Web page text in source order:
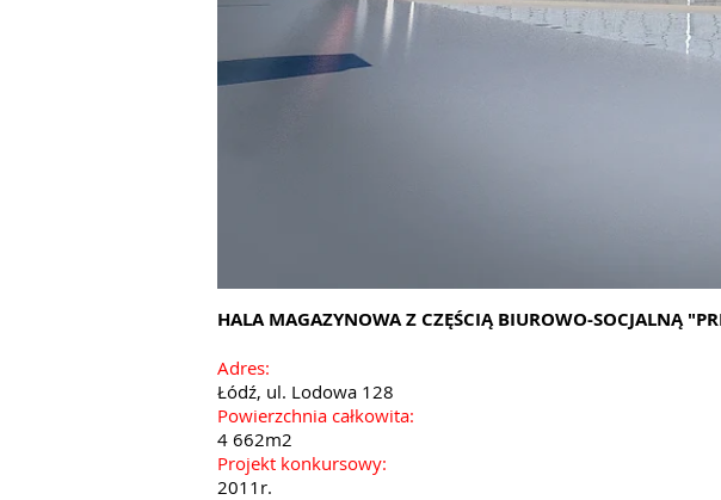
HALA MAGAZYNOWA Z CZĘŚCIĄ BIUROWO-SOCJALNĄ
Adres:
Łódź, ul. Lodowa 128
Powierzchnia całkowita:
4 662m2
Projekt konkursowy:
2011r.